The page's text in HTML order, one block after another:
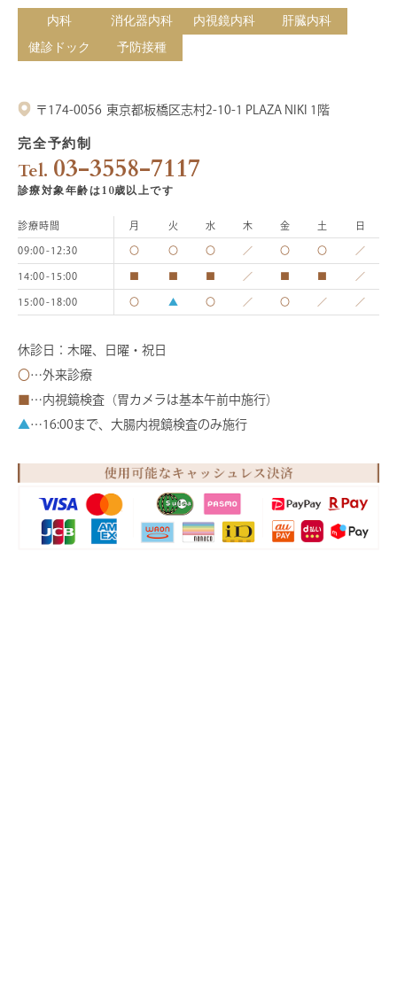
内科 消化器内科 内視鏡内科
肝臓内科
健診ドック
予防接種
〒174-0056 東京都板橋区志村2-10-1 PLAZA NIKI 1階
完全予約制
03-3558-7117
診療時間 月 火 水 木 金 土 日
09:00-12:30 〇 〇 〇 ／ 〇 〇 ／
14:00-15:00 ■ ■ ■ ／ ■ ■ ／
15:00-18:00 〇 ▲ 〇 ／ 〇 ／ ／
休診日：木曜、日曜・祝日
〇…外来診療
…内視鏡検査（胃カメラは基本午前中施行）
▲…16:00まで、大腸内視鏡検査のみ施行